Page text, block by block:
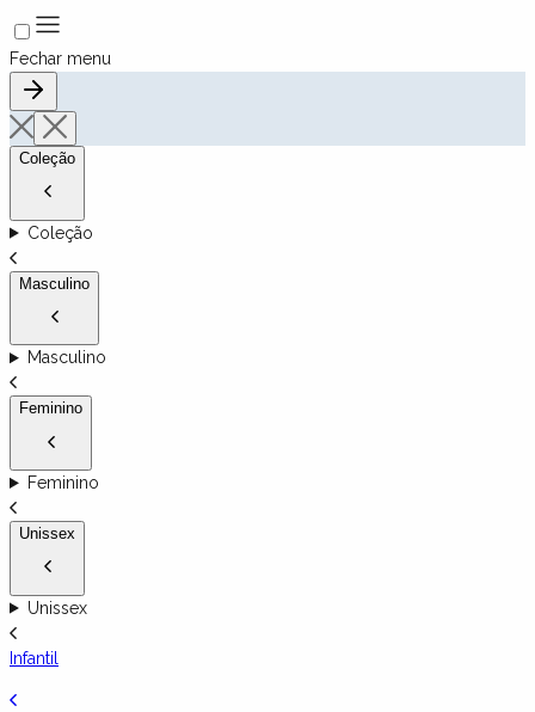
Fechar menu
Coleção
Coleção
Masculino
Masculino
Feminino
Feminino
Unissex
Unissex
Infantil